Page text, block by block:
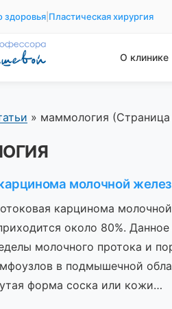
здоровья Пластическая хирургия
О клинике
» маммология (Страница
молочной
карцинома
около 80%.
молочного протока и
в подмышечной
форма соска или кожи…